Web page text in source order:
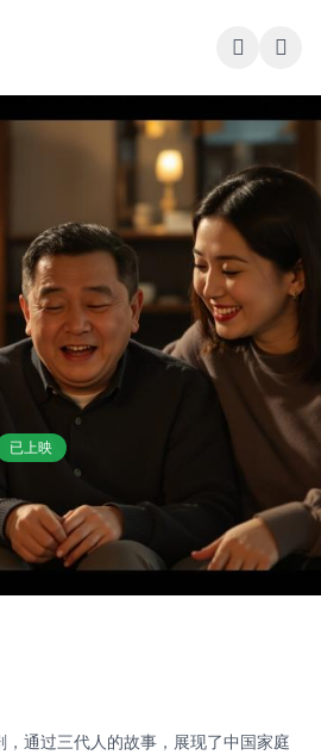
已上映
通过三代人的故事，展现了中国家庭